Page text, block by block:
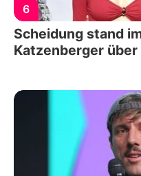
6
Scheidung stand
Katzenberger über